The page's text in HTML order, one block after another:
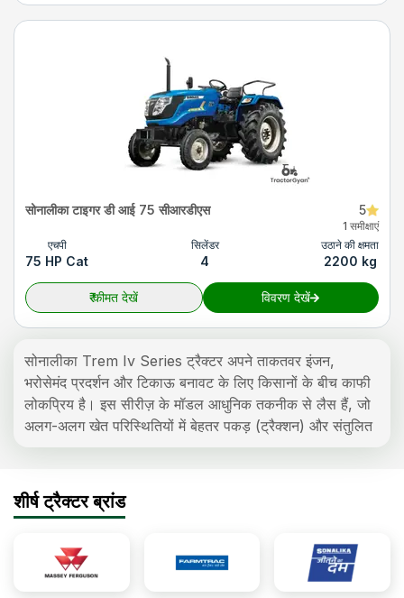
सोनालीका टाइगर डी आई 75 सीआरडीएस 5
1 समीक्षाएं
एचपी
75 HP Cat
सिलेंडर
4
उठाने की क्षमता
2200 kg
₹कीमत देखें विवरण देखें
सोनालीका Trem Iv Series ट्रैक्टर अपने ताकतवर इंजन,
भरोसेमंद प्रदर्शन और टिकाऊ बनावट के लिए किसानों के बीच काफी
लोकप्रिय है। इस सीरीज़ के मॉडल आधुनिक तकनीक से लैस हैं, जो
अलग-अलग खेत परिस्थितियों में बेहतर पकड़ (ट्रैक्शन) और संतुलित
उपयोगी फीचर्स दिए गए हैं, जो कृषि उपकरणों को आसानी से चलाने में
मदद करते हैं। किफायती सोनालीका Trem Iv Series ट्रैक्टर की
के कृषि कार्यों में ताकत, सरल संचालन और टिकाऊपन चाहते हैं।
शीर्ष ट्रैक्टर ब्रांड